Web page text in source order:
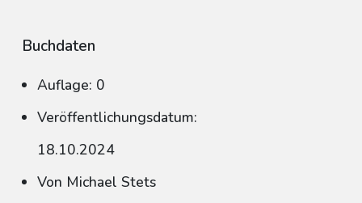
Buchdaten
Auflage: 0
Veröffentlichungsdatum:
18.10.2024
Von Michael Stets